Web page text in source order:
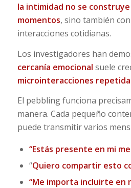
la intimidad no se
momentos, sino también
interacciones cotidianas.
Los investigadores han
cercanía emocional suele
microinteracciones
El pebbling funciona
manera. Cada pequeño
puede transmitir varios
“Estás presente en mi
“Quiero compartir esto
“Me importa incluirte en